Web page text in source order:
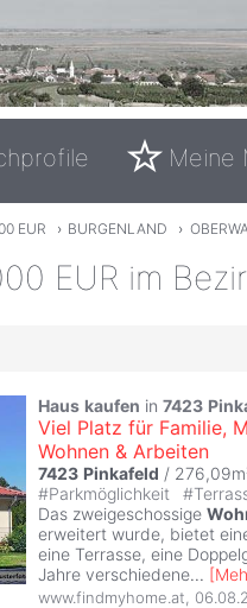
Meine
EUR › BURGENLAND ›
EUR im
Haus kaufen in 7423
Viel Platz für Familie,
Wohnen & Arbeiten
7423 Pinkafeld /
#Parkmöglichkeit #
Das zweigeschossige
erweitert wurde, bietet
eine Terrasse, eine
Jahre verschiedene... [
www.findmyhome.at